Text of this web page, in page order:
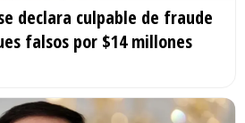
declara culpable de fraude
falsos por $14 millones